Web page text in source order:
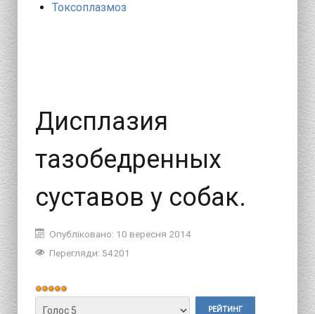
Токсоплазмоз
Дисплазия
тазобедренных
суставов у собак.
Опубліковано: 10 вересня 2014
Перегляди: 54201
Рейтинг
користувача:
Будь